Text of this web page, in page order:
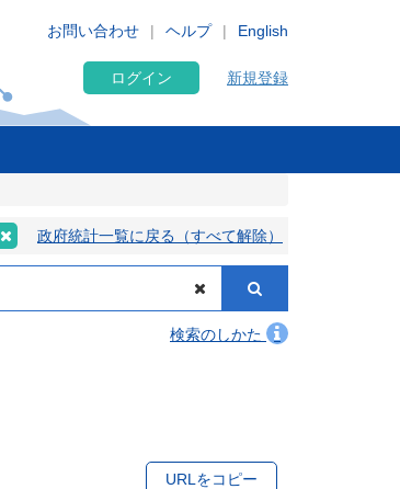
English
お問い合わせ ヘルプ
ログイン 新規登録
政府統計一覧に戻る（すべて解除）
検索のしかた
URLをコピー